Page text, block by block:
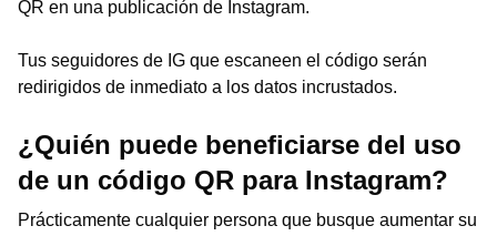
QR en una publicación de Instagram.
Tus seguidores de IG que escaneen el código serán
redirigidos de inmediato a los datos incrustados.
¿Quién puede beneficiarse del uso
de un código QR para Instagram?
Prácticamente cualquier persona que busque aumentar su